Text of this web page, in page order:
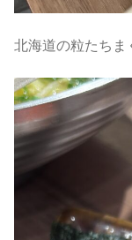
北海道の粒たちま